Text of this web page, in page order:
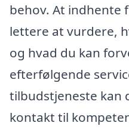
behov. At indhente
lettere at vurdere,
og hvad du kan
efterfølgende
tilbudstjeneste kan
kontakt til